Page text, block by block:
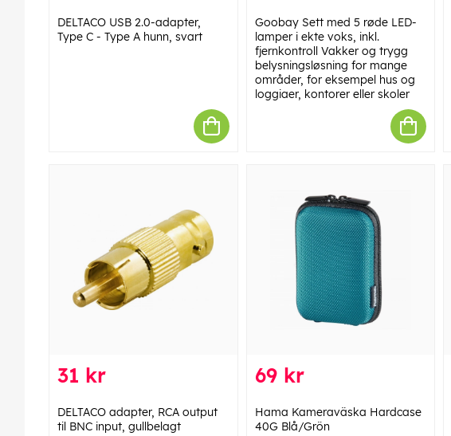
DELTACO USB 2.0-adapter,
Type C - Type A hunn, svart
Goobay Sett med 5 røde LED-
lamper i ekte voks, inkl.
fjernkontroll Vakker og trygg
belysningsløsning for mange
områder, for eksempel hus og
loggiaer, kontorer eller skoler
31 kr
DELTACO adapter, RCA output
til BNC input, gullbelagt
69 kr
Hama Kameraväska Hardcase
40G Blå/Grön